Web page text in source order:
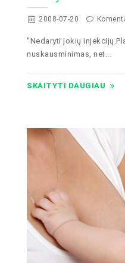
2008-07-20
"Nedaryti jokių
nuskausminimas, net...
SKAITYTI DAUGIAU